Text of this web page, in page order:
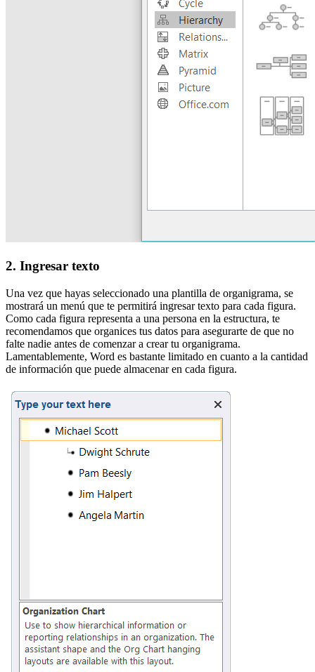
2. Ingresar texto
Una vez que hayas seleccionado una plantilla de organigrama, se
mostrará un menú que te permitirá ingresar texto para cada figura.
Como cada figura representa a una persona en la estructura, te
recomendamos que organices tus datos para asegurarte de que no
falte nadie antes de comenzar a crear tu organigrama.
Lamentablemente, Word es bastante limitado en cuanto a la cantidad
de información que puede almacenar en cada figura.